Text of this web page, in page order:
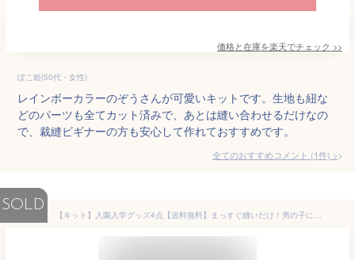
価格と在庫を楽天でチェック >>
ぽこ姫(50代・女性)
レインボーカラーのぞうさんが可愛いキットです。生地も紐な
どのパーツも全てカット済みで、あとは縫い合わせるだけなの
で、裁縫ビギナーの方も安心して作れておすすめです。
全てのおすすめコメント (1件) >
SOLD
【キット】入園入学グッズ4点【送料無料】まっすぐ縫いだけ！男の子に人気の4柄♪ART GALLERY FABRICS / USAコットン手作り / スクールセット